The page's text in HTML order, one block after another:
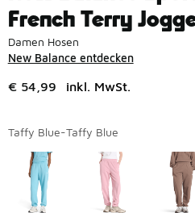
French Terry
Damen Hosen
New Balance entdecken
€ 54,99 inkl. MwSt.
Taffy Blue-Taffy Blue
Seite 1 von 1 zeigt die Farben 1
Bitte wählen Sie einen Stil aus*